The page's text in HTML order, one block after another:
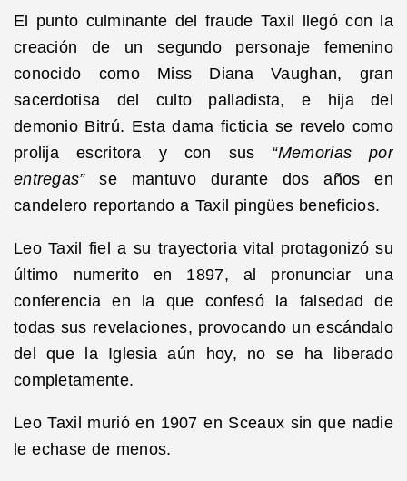
El punto culminante del fraude Taxil llegó con la
creación de un segundo personaje femenino
conocido como Miss Diana Vaughan, gran
sacerdotisa del culto palladista, e hija del
demonio Bitrú. Esta dama ficticia se revelo como
prolija escritora y con sus “Memorias por
entregas”se mantuvo durante dos años en
candelero reportando a Taxil pingües beneficios.
Leo Taxil fiel a su trayectoria vital protagonizó su
último numerito en 1897, al pronunciar una
conferencia en la que confesó la falsedad de
todas sus revelaciones, provocando un escándalo
del que la Iglesia aún hoy, no se ha liberado
completamente.
Leo Taxil murió en 1907 en Sceaux sin que nadie
le echase de menos.